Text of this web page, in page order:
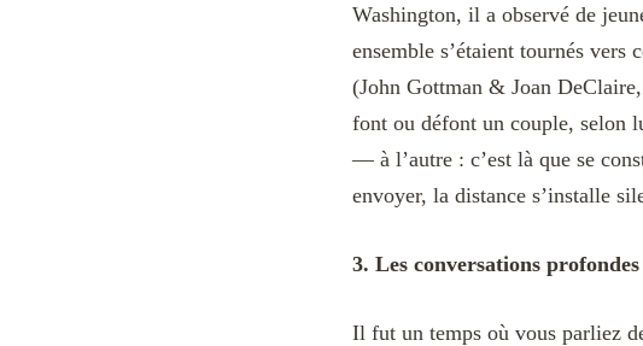
Washington, il a observé de
ensemble s’étaient tournés
(John Gottman & Joan DeClaire,
font ou défont un couple, selon
— à l’autre : c’est là que se
envoyer, la distance s’installe
3. Les conversations
Il fut un temps où vous parliez